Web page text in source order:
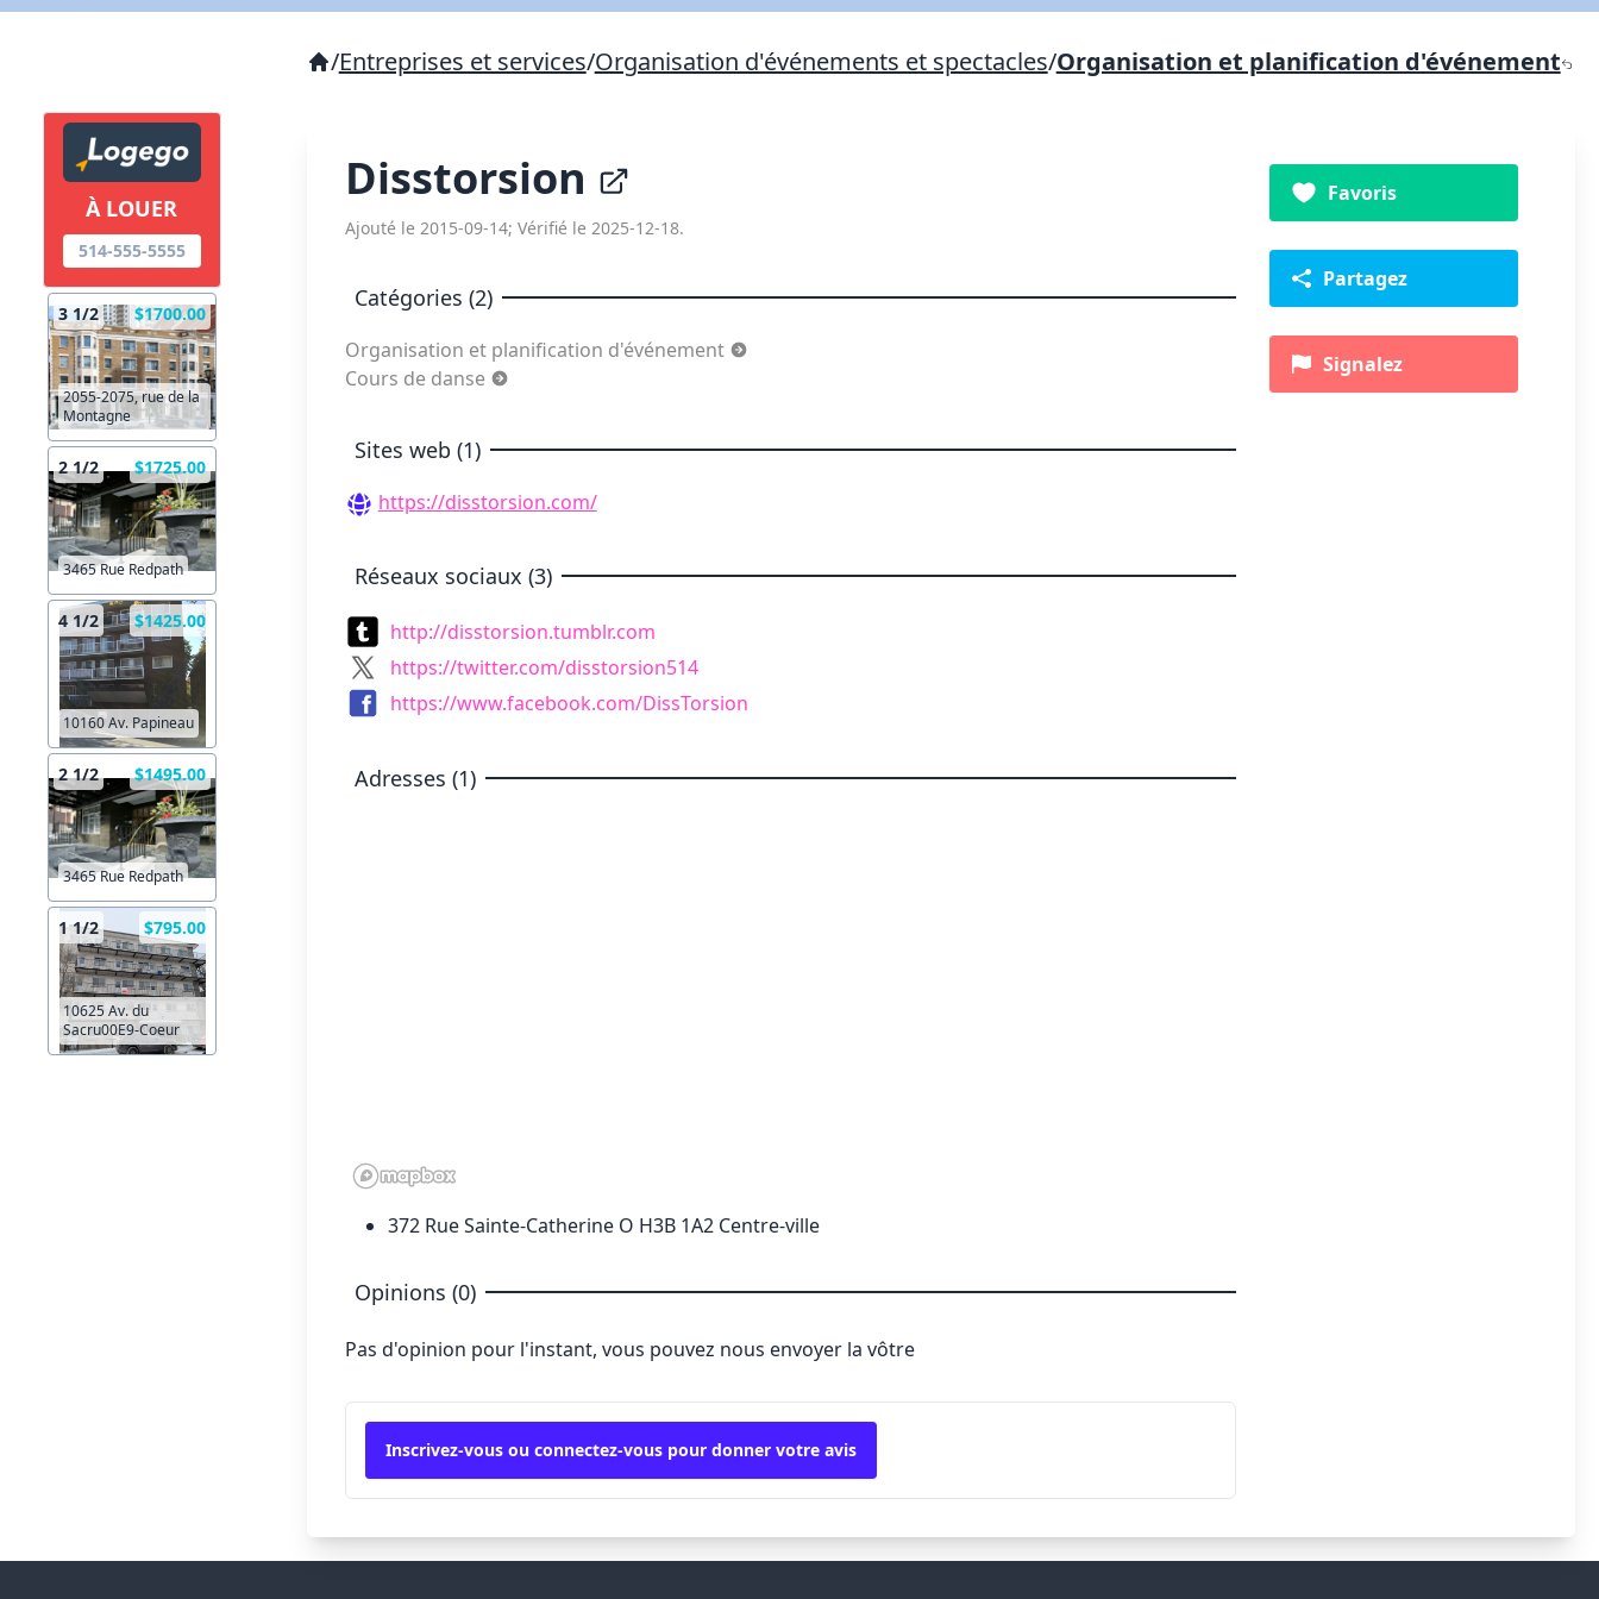
À LOUER
514-555-5555
3 1/2 $1700.00
2055-2075, rue de la
Montagne
2 1/2 $1725.00
3465 Rue Redpath
4 1/2 $1425.00
10160 Av. Papineau
2 1/2 $1495.00
3465 Rue Redpath
1 1/2 $795.00
10625 Av. du
Sacru00E9-Coeur
/Entreprises et services/Organisation d'événements et spectacles/Organisation et planification d'événement
Disstorsion
Ajouté le 2015-09-14; Vérifié le 2025-12-18.
Catégories (2)
Organisation et planification d'événement
Cours de danse
Sites web (1)
https://disstorsion.com/
Réseaux sociaux (3)
http://disstorsion.tumblr.com
https://twitter.com/disstorsion514
https://www.facebook.com/DissTorsion
Adresses (1)
372 Rue Sainte-Catherine O H3B 1A2 Centre-ville
Opinions (0)
Pas d'opinion pour l'instant, vous pouvez nous envoyer la vôtre
Inscrivez-vous ou connectez-vous pour donner votre avis
Favoris
Partagez
Signalez
X Fermer Envoyez